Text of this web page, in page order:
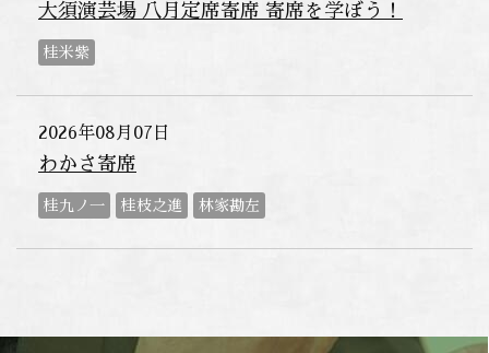
大須演芸場 八月定席寄席 寄席を学ぼう！
桂米紫
2026年08月07日
わかさ寄席
桂九ノ一 桂枝之進 林家勘左